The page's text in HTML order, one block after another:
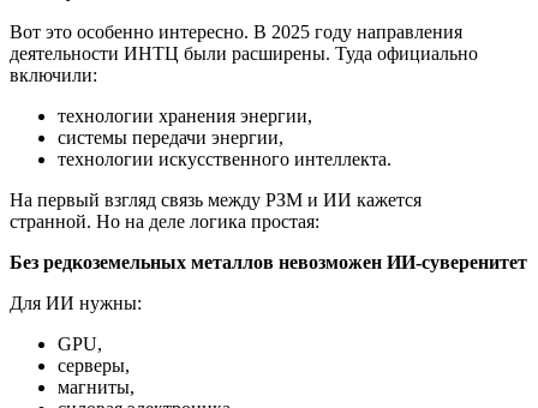
Вот это особенно интересно. В 2025 году направления
деятельности ИНТЦ были расширены. Туда официально
включили:
технологии хранения энергии,
системы передачи энергии,
технологии искусственного интеллекта.
На первый взгляд связь между РЗМ и ИИ кажется
странной. Но на деле логика простая:
Без редкоземельных металлов невозможен ИИ-суверенитет
Для ИИ нужны:
GPU,
серверы,
магниты,